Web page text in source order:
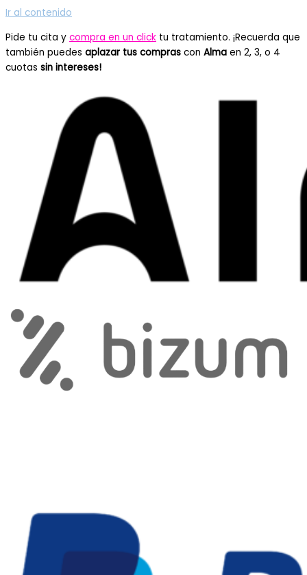
Ir al contenido
Pide tu cita y compra en un click tu tratamiento. ¡Recuerda que
también puedes aplazar tus compras con Alma en 2, 3, o 4
cuotas sin intereses!